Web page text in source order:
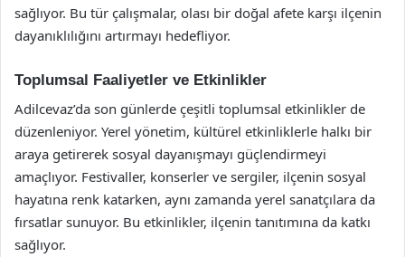
sağlıyor. Bu tür çalışmalar, olası bir doğal afete karşı ilçenin
dayanıklılığını artırmayı hedefliyor.
Toplumsal Faaliyetler ve Etkinlikler
Adilcevaz’da son günlerde çeşitli toplumsal etkinlikler de
düzenleniyor. Yerel yönetim, kültürel etkinliklerle halkı bir
araya getirerek sosyal dayanışmayı güçlendirmeyi
amaçlıyor. Festivaller, konserler ve sergiler, ilçenin sosyal
hayatına renk katarken, aynı zamanda yerel sanatçılara da
fırsatlar sunuyor. Bu etkinlikler, ilçenin tanıtımına da katkı
sağlıyor.